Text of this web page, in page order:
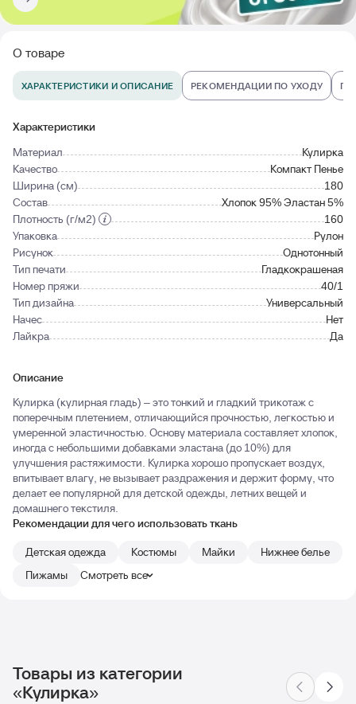
О товаре
ХАРАКТЕРИСТИКИ И ОПИСАНИЕ РЕКОМЕНДАЦИИ ПО УХОДУ
Характеристики
Материал
Кулирка
Качество
Компакт Пенье
Ширина (см)
180
Состав
Хлопок 95% Эластан 5%
Плотность (г/м2)
160
Упаковка
Рулон
Рисунок
Однотонный
Тип печати
Гладкокрашеная
Номер пряжи
40/1
Тип дизайна
Универсальный
Начес
Нет
Лайкра
Да
Описание
Кулирка (кулирная гладь) – это тонкий и гладкий трикотаж с
поперечным плетением, отличающийся прочностью, легкостью и
умеренной эластичностью. Основу материала составляет хлопок,
иногда с небольшими добавками эластана (до 10%) для
улучшения растяжимости. Кулирка хорошо пропускает воздух,
впитывает влагу, не вызывает раздражения и держит форму, что
делает ее популярной для детской одежды, летних вещей и
домашнего текстиля.
Рекомендации для чего использовать ткань
Детская одежда
Костюмы Майки
Нижнее белье
Пижамы
Смотреть все
Товары из категории
«Кулирка»